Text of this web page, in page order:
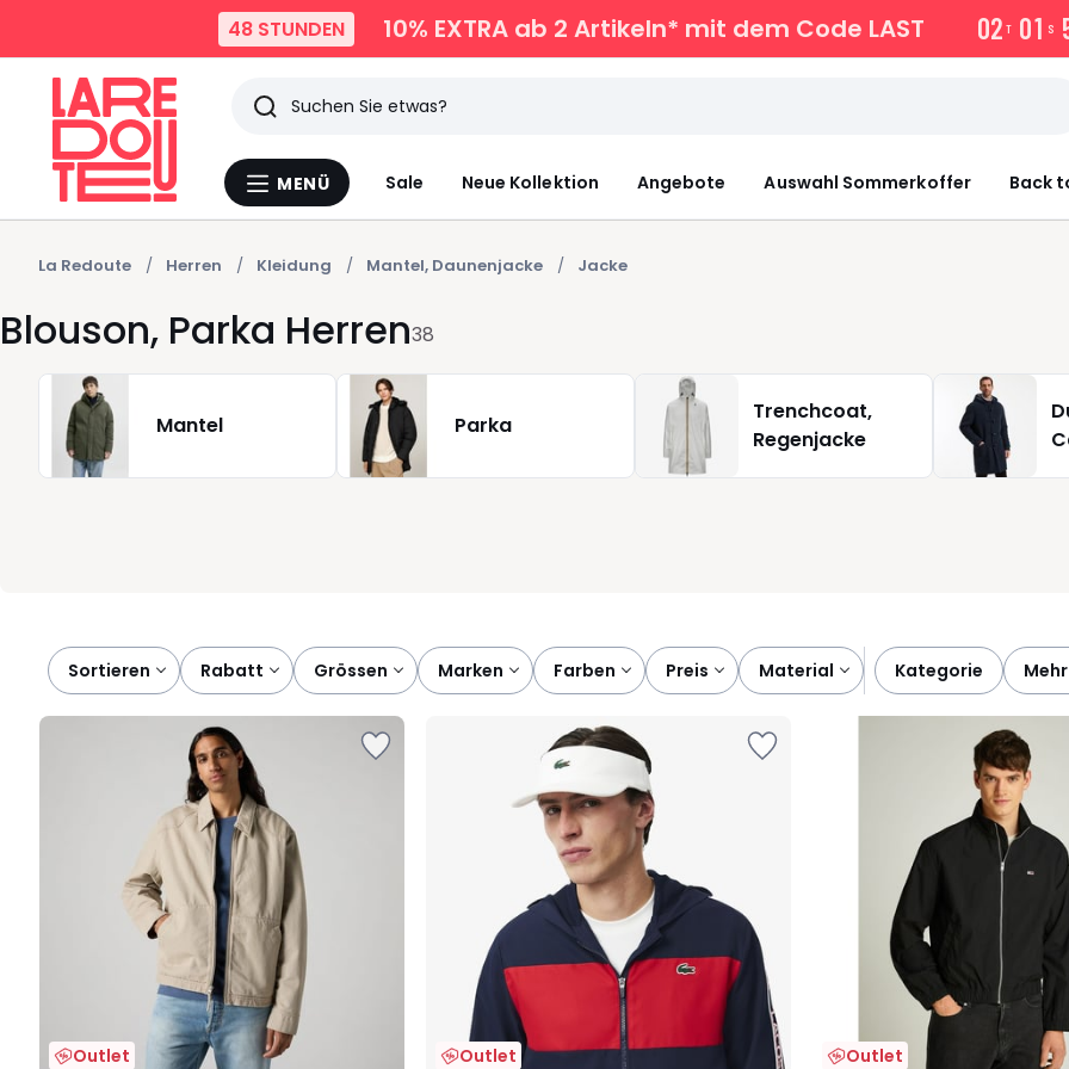
48 STUNDEN 10% EXTRA ab 2 Artikeln* mit dem Code LAST 02 T 01 S
Menü
MENÜ Sale Neue Kollektion Angebote Auswahl Sommerkoffer Back
Suchen
Zuletzt
angesehen
Artikel
La Redoute Herren Kleidung Mantel, Daunenjacke Jacke
Blouson, Parka Herren38
Mantel Parka
Trenchcoat,
Regenjacke
Sortieren
rabatt grössen marken farben preis material kategorie
Outlet Outlet Outlet